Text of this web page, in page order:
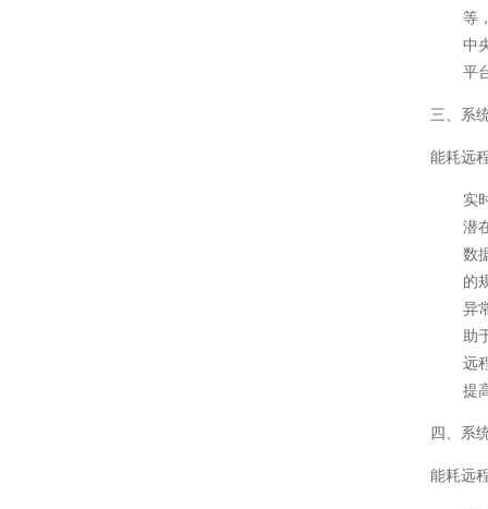
等
中
平
三、系
能耗远
实
潜
数
的
异
助
远
提
四、系
能耗远